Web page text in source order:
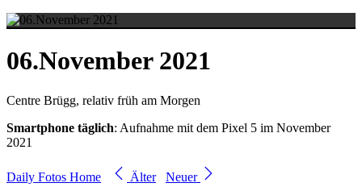
06.November 2021
Centre Brügg, relativ früh am Morgen
Smartphone täglich: Aufnahme mit dem Pixel 5 im November
2021
Daily Fotos Home Älter Neuer